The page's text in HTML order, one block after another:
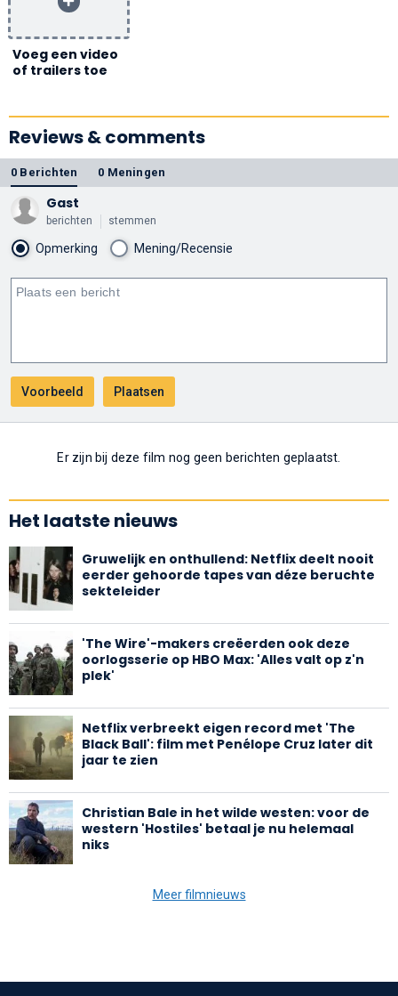
Voeg een video
of trailers toe
Reviews & comments
0 Berichten 0 Meningen
Gast
berichten stemmen
Opmerking Mening/Recensie
Er zijn bij deze film nog geen berichten geplaatst.
Het laatste nieuws
Gruwelijk en onthullend: Netflix deelt nooit
eerder gehoorde tapes van déze beruchte
sekteleider
'The Wire'-makers creëerden ook deze
oorlogsserie op HBO Max: 'Alles valt op z'n
plek'
Netflix verbreekt eigen record met 'The
Black Ball': film met Penélope Cruz later dit
jaar te zien
Christian Bale in het wilde westen: voor de
western 'Hostiles' betaal je nu helemaal
niks
Meer filmnieuws